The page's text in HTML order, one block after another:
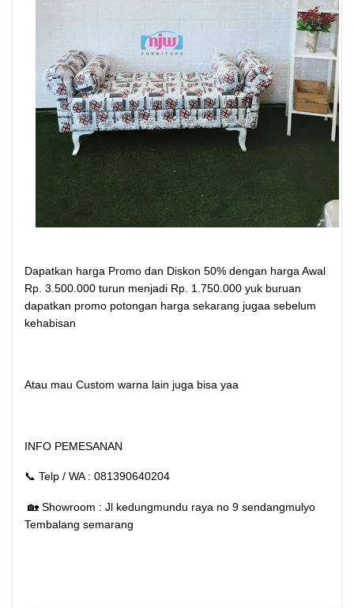
Dapatkan harga Promo dan Diskon 50% dengan harga Awal
Rp. 3.500.000 turun menjadi Rp. 1.750.000 yuk buruan
dapatkan promo potongan harga sekarang jugaa sebelum
kehabisan
Atau mau Custom warna lain juga bisa yaa
INFO PEMESANAN
📞 Telp / WA : 081390640204
🏡 Showroom : Jl kedungmundu raya no 9 sendangmulyo
Tembalang semarang